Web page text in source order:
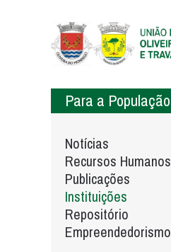
Para a População
Notícias
Recursos Humanos
Publicações
Instituições
Repositório
Empreendedorismo